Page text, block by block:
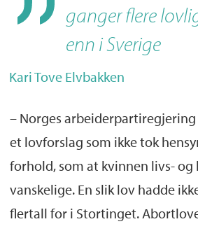
ganger flere
enn i Sverige
Kari Tove Elvbakken
– Norges
et lovforslag som ikke tok
forhold, som at kvinnen livs-
vanskelige. En slik lov hadde
flertall for i Stortinget.